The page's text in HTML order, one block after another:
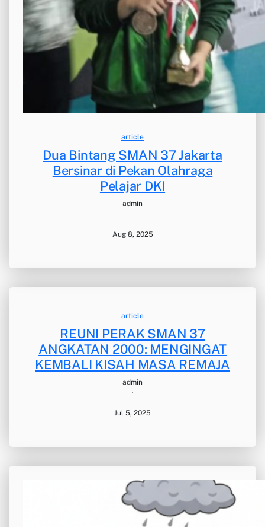
article
Dua Bintang SMAN 37 Jakarta
Bersinar di Pekan Olahraga
Pelajar DKI
admin
·
Aug 8, 2025
article
REUNI PERAK SMAN 37
ANGKATAN 2000: MENGINGAT
KEMBALI KISAH MASA REMAJA
admin
·
Jul 5, 2025